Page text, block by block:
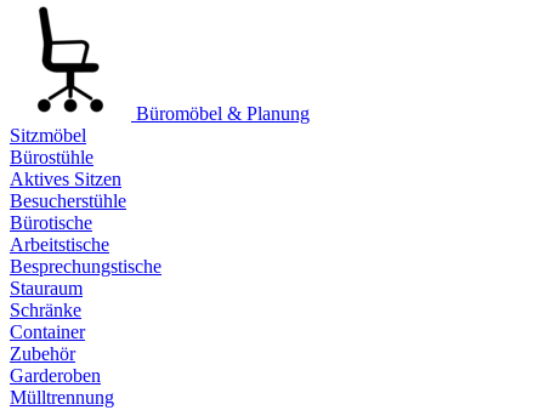
Büromöbel & Planung
Sitzmöbel
Bürostühle
Aktives Sitzen
Besucherstühle
Bürotische
Arbeitstische
Besprechungstische
Stauraum
Schränke
Container
Zubehör
Garderoben
Mülltrennung